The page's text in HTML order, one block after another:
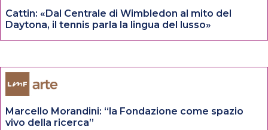
Cattin: «Dal Centrale di Wimbledon al mito del
Daytona, il tennis parla la lingua del lusso»
Marcello Morandini: “la Fondazione come spazio
vivo della ricerca”